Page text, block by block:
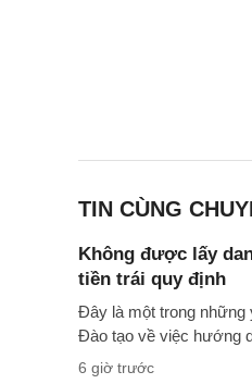
TIN CÙNG
Không được lấy
tiền trái quy định
Đây là một trong những
Đào tạo về việc hướng
6 giờ trước